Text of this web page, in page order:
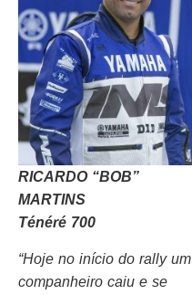
RICARDO “BOB”
MARTINS
Ténéré 700
“Hoje no início do rally um
companheiro caiu e se